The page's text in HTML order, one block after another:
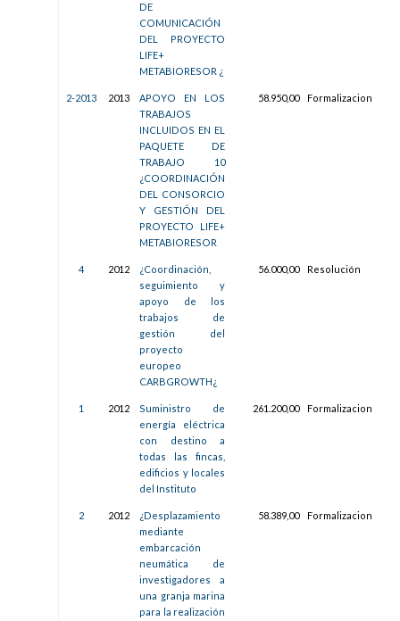
DE
COMUNICACIÓN
DEL PROYECTO
LIFE+
METABIORESOR ¿
2-2013 2013
APOYO EN LOS
TRABAJOS
INCLUIDOS EN EL
PAQUETE DE
TRABAJO 10
¿COORDINACIÓN
DEL CONSORCIO
Y GESTIÓN DEL
PROYECTO LIFE+
METABIORESOR
58.950,00 Formalizacion
4 2012
¿Coordinación,
seguimiento y
apoyo de los
trabajos de
gestión del
proyecto
europeo
CARBGROWTH¿
56.000,00 Resolución
1 2012
Suministro de
energía eléctrica
con destino a
todas las fincas,
edificios y locales
del Instituto
261.200,00 Formalizacion
2 2012
¿Desplazamiento
mediante
embarcación
neumática de
investigadores a
una granja marina
para la realización
58.389,00 Formalizacion